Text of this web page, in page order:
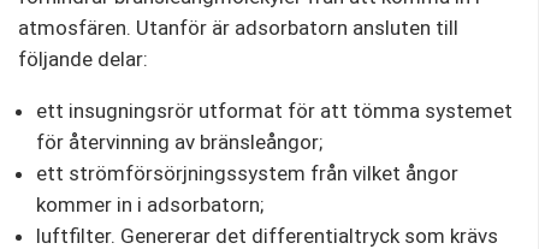
atmosfären. Utanför är adsorbatorn ansluten till
följande delar:
ett insugningsrör utformat för att tömma systemet
för återvinning av bränsleångor;
ett strömförsörjningssystem från vilket ångor
kommer in i adsorbatorn;
luftfilter. Genererar det differentialtryck som krävs